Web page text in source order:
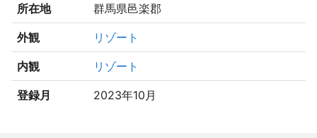
所在地 群馬県邑楽郡
外観 リゾート
内観 リゾート
登録月 2023年10月